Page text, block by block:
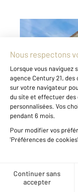
DAX 40
2
Ref : 24875
102
Visiter le site
À VENDRE
T2 + Garage |
de
immobilière